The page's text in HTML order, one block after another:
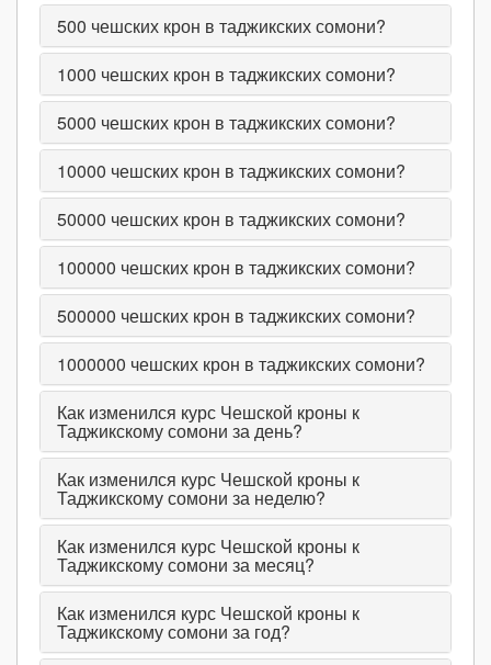
500 чешских крон в таджикских сомони?
1000 чешских крон в таджикских сомони?
5000 чешских крон в таджикских сомони?
10000 чешских крон в таджикских сомони?
50000 чешских крон в таджикских сомони?
100000 чешских крон в таджикских сомони?
500000 чешских крон в таджикских сомони?
1000000 чешских крон в таджикских сомони?
Как изменился курс Чешской кроны к
Таджикскому сомони за день?
Как изменился курс Чешской кроны к
Таджикскому сомони за неделю?
Как изменился курс Чешской кроны к
Таджикскому сомони за месяц?
Как изменился курс Чешской кроны к
Таджикскому сомони за год?